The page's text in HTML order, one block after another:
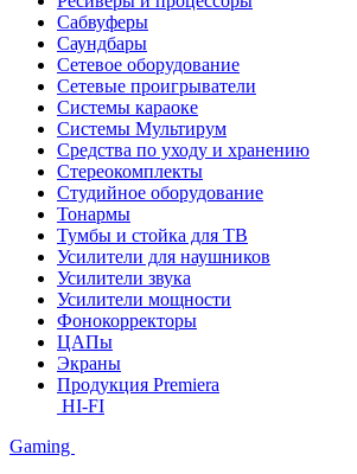
Сабвуферы
Саундбары
Сетевое оборудование
Сетевые проигрыватели
Системы караоке
Системы Мультирум
Средства по уходу и хранению
Стереокомплекты
Студийное оборудование
Тонармы
Тумбы и стойка для ТВ
Усилители для наушников
Усилители звука
Усилители мощности
Фонокорректоры
ЦАПы
Экраны
Продукция Premiera
HI-FI
Gaming